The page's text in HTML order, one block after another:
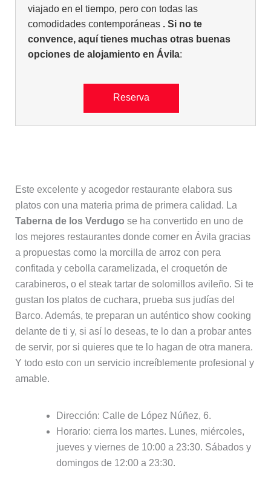
viajado en el tiempo, pero con todas las
comodidades contemporáneas . Si no te
convence, aquí tienes muchas otras buenas
opciones de alojamiento en Ávila:
Reserva
Este excelente y acogedor restaurante elabora sus
platos con una materia prima de primera calidad. La
Taberna de los Verdugo se ha convertido en uno de
los mejores restaurantes donde comer en Ávila gracias
a propuestas como la morcilla de arroz con pera
confitada y cebolla caramelizada, el croquetón de
carabineros, o el steak tartar de solomillos avileño. Si te
gustan los platos de cuchara, prueba sus judías del
Barco. Además, te preparan un auténtico show cooking
delante de ti y, si así lo deseas, te lo dan a probar antes
de servir, por si quieres que te lo hagan de otra manera.
Y todo esto con un servicio increíblemente profesional y
amable.
Dirección: Calle de López Núñez, 6.
Horario: cierra los martes. Lunes, miércoles,
jueves y viernes de 10:00 a 23:30. Sábados y
domingos de 12:00 a 23:30.